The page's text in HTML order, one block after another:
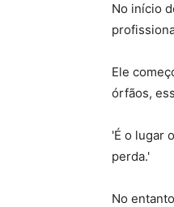
No início
Ele
órfãos,
'É o lugar
perda.'
No